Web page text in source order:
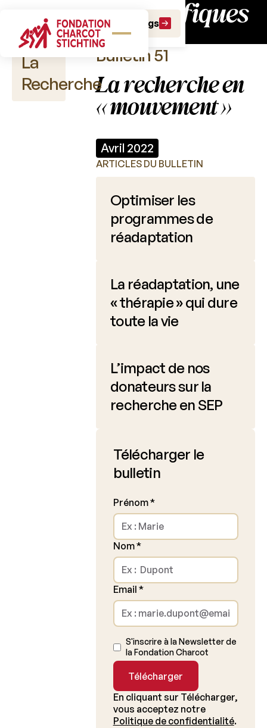
Faire un don Faire un legs
Bulletins scientifiques
La
Recherche
scientifiques
PhD Fellowship
Bulletin 51
La recherche en
« mouvement »
Avril 2022
ARTICLES DU BULLETIN
Optimiser les
programmes de
réadaptation
La réadaptation, une
« thérapie » qui dure
toute la vie
L’impact de nos
donateurs sur la
recherche en SEP
Télécharger le
bulletin
Prénom*
Nom*
Email *
S'inscrire à la Newsletter de
la Fondation Charcot
En cliquant sur Télécharger,
vous acceptez notre
Politique de confidentialité.